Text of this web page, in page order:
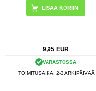
9,95 EUR
VARASTOSSA
TOIMITUSAIKA: 2-3 ARKIPÄIVÄÄ